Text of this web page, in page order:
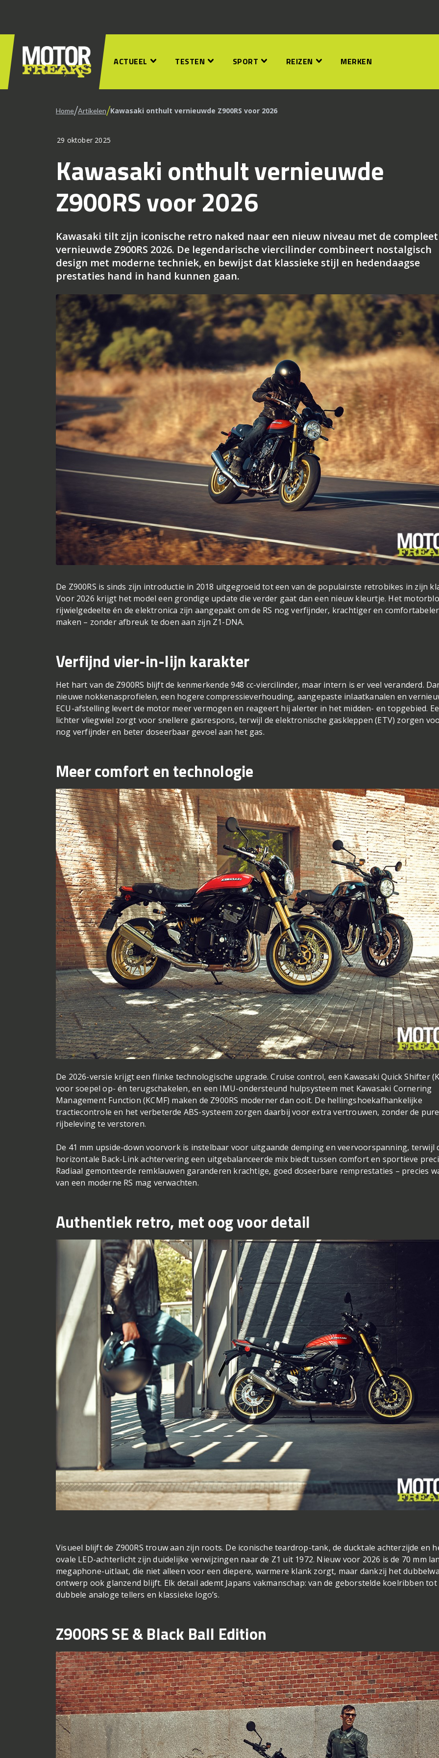
ACTUEEL TESTEN SPORT REIZEN MERKEN
Home/Artikelen/Kawasaki onthult vernieuwde Z900RS voor 2026
29 oktober 2025
Kawasaki onthult vernieuwde
Z900RS voor 2026
Kawasaki tilt zijn iconische retro naked naar een nieuw niveau met de compleet
vernieuwde Z900RS 2026. De legendarische viercilinder combineert nostalgisch
design met moderne techniek, en bewijst dat klassieke stijl en hedendaagse
prestaties hand in hand kunnen gaan.
De Z900RS is sinds zijn introductie in 2018 uitgegroeid tot een van de populairste retrobikes in zijn
Voor 2026 krijgt het model een grondige update die verder gaat dan een nieuw kleurtje. Het
rijwielgedeelte én de elektronica zijn aangepakt om de RS nog verfijnder, krachtiger en
maken – zonder afbreuk te doen aan zijn Z1-DNA.
Verfijnd vier-in-lijn karakter
Het hart van de Z900RS blijft de kenmerkende 948 cc-viercilinder, maar intern is er veel veranderd.
nieuwe nokkenasprofielen, een hogere compressieverhouding, aangepaste inlaatkanalen en
ECU-afstelling levert de motor meer vermogen en reageert hij alerter in het midden- en topgebied.
lichter vliegwiel zorgt voor snellere gasrespons, terwijl de elektronische gaskleppen (ETV) zorgen
nog verfijnder en beter doseerbaar gevoel aan het gas.
Meer comfort en technologie
De 2026-versie krijgt een flinke technologische upgrade. Cruise control, een Kawasaki Quick Shifter
voor soepel op- én terugschakelen, en een IMU-ondersteund hulpsysteem met Kawasaki Cornering
Management Function (KCMF) maken de Z900RS moderner dan ooit. De hellingshoekafhankelijke
tractiecontrole en het verbeterde ABS-systeem zorgen daarbij voor extra vertrouwen, zonder de pure
rijbeleving te verstoren.
De 41 mm upside-down voorvork is instelbaar voor uitgaande demping en veervoorspanning, terwijl
horizontale Back-Link achtervering een uitgebalanceerde mix biedt tussen comfort en sportieve
Radiaal gemonteerde remklauwen garanderen krachtige, goed doseerbare remprestaties – precies
van een moderne RS mag verwachten.
Authentiek retro, met oog voor detail
Visueel blijft de Z900RS trouw aan zijn roots. De iconische teardrop-tank, de ducktale achterzijde en
ovale LED-achterlicht zijn duidelijke verwijzingen naar de Z1 uit 1972. Nieuw voor 2026 is de 70 mm
megaphone-uitlaat, die niet alleen voor een diepere, warmere klank zorgt, maar dankzij het
ontwerp ook glanzend blijft. Elk detail ademt Japans vakmanschap: van de geborstelde koelribben tot
dubbele analoge tellers en klassieke logo’s.
Z900RS SE & Black Ball Edition